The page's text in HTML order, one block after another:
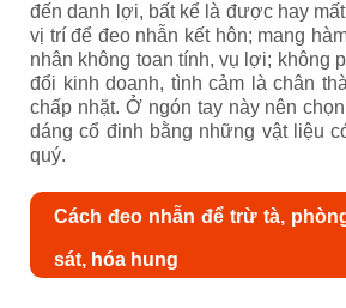
đến danh lợi, bất kể là được hay
vị trí để đeo nhẫn kết hôn; mang
nhân không toan tính, vụ lợi; không
đổi kinh doanh, tình cảm là chân
chấp nhặt. Ở ngón tay này nên
dáng cổ đinh bằng những vật liệu
quý.
Cách đeo nhẫn để trừ tà,
sát, hóa hung